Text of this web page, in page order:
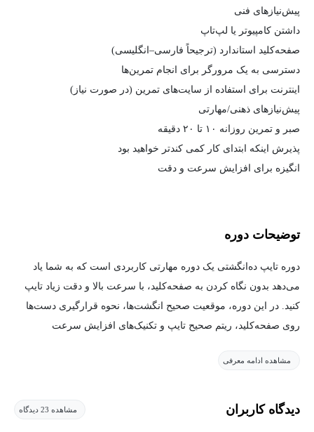
پیش‌نیازهای فنی
داشتن کامپیوتر یا لپ‌تاپ
صفحه‌کلید استاندارد (ترجیحاً فارسی–انگلیسی)
دسترسی به یک مرورگر برای انجام تمرین‌ها
اینترنت برای استفاده از سایت‌های تمرین (در صورت نیاز)
پیش‌نیازهای ذهنی/مهارتی
صبر و تمرین روزانه ۱۰ تا ۲۰ دقیقه
پذیرش اینکه ابتدای کار کمی کندتر خواهید بود
انگیزه برای افزایش سرعت و دقت
توضیحات دوره
دوره تایپ ده‌انگشتی یک دوره مهارتی کاربردی است که به شما یاد
می‌دهد بدون نگاه‌ کردن به صفحه‌کلید، با سرعت بالا و دقت زیاد تایپ
کنید. در این دوره، موقعیت صحیح انگشت‌ها، نحوه قرارگیری دست‌ها
روی صفحه‌کلید، ریتم صحیح تایپ و تکنیک‌های افزایش سرعت
با هر ده انگشت تایپ کنید.
مشاهده ادامه معرفی
دیدگاه کاربران مشاهده 23 دیدگاه